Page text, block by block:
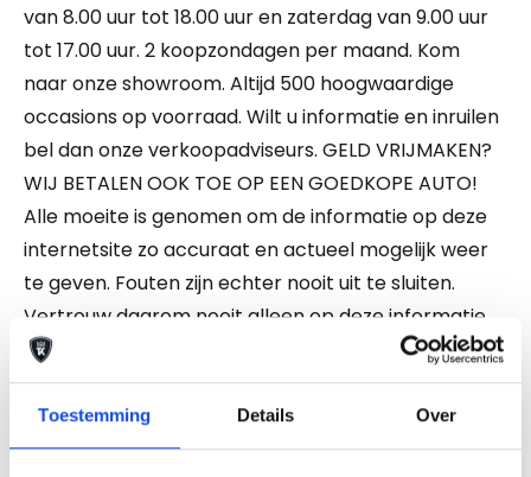
Toestemming Details Over
van 8.00 uur tot 18.00 uur en zaterdag van 9.00 uur
tot 17.00 uur. 2 koopzondagen per maand. Kom
naar onze showroom. Altijd 500 hoogwaardige
occasions op voorraad. Wilt u informatie en inruilen
bel dan onze verkoopadviseurs. GELD VRIJMAKEN?
WIJ BETALEN OOK TOE OP EEN GOEDKOPE AUTO!
Alle moeite is genomen om de informatie op deze
internetsite zo accuraat en actueel mogelijk weer
te geven. Fouten zijn echter nooit uit te sluiten.
Vertrouw daarom nooit alleen op deze informatie,
maar controleer bij aankoop de zaken die uw
beslissing zouden kunnen beïnvloeden.
Een proefrit levert het overtuigende bewijs.Bel nu